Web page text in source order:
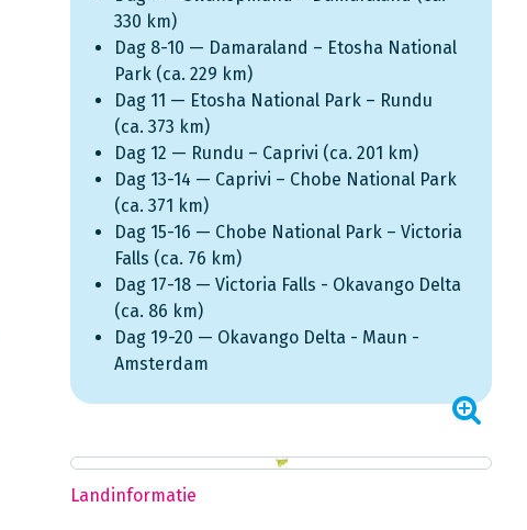
330 km)
Dag 8-10 — Damaraland – Etosha National
Park (ca. 229 km)
Dag 11 — Etosha National Park – Rundu
(ca. 373 km)
Dag 12 — Rundu – Caprivi (ca. 201 km)
Dag 13-14 — Caprivi – Chobe National Park
(ca. 371 km)
Dag 15-16 — Chobe National Park – Victoria
Falls (ca. 76 km)
Dag 17-18 — Victoria Falls - Okavango Delta
(ca. 86 km)
Dag 19-20 — Okavango Delta - Maun -
Amsterdam
Landinformatie